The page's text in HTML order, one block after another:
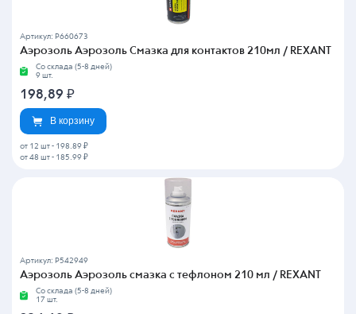
Артикул: P660673
Аэрозоль Аэрозоль Смазка для контактов 210мл / REXANT
Со склада (5-8 дней)
9 шт.
198,89 ₽
В корзину
от 12 шт - 198.89 ₽
от 48 шт - 185.99 ₽
Артикул: P542949
Аэрозоль Аэрозоль смазка с тефлоном 210 мл / REXANT
Со склада (5-8 дней)
17 шт.